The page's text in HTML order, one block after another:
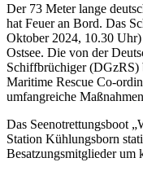
Der 73 Meter lange
hat Feuer an Bord. Das
Oktober 2024, 10.30
Ostsee. Die von der
Schiffbrüchiger (DGzRS)
Maritime Rescue Co-
umfangreiche
Das Seenotrettungsboot
Station Kühlungsborn
Besatzungsmitglieder um